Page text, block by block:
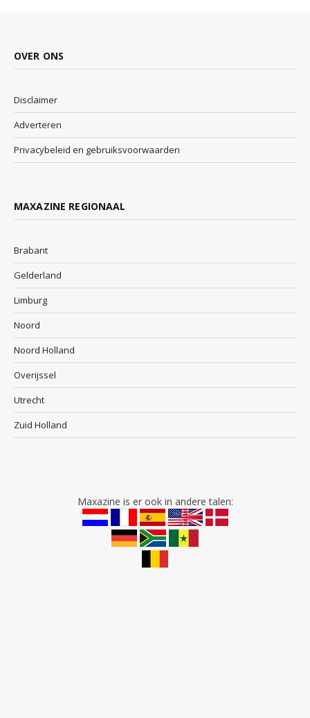
OVER ONS
Disclaimer
Adverteren
Privacybeleid en gebruiksvoorwaarden
MAXAZINE REGIONAAL
Brabant
Gelderland
Limburg
Noord
Noord Holland
Overijssel
Utrecht
Zuid Holland
Maxazine is er ook in andere talen: